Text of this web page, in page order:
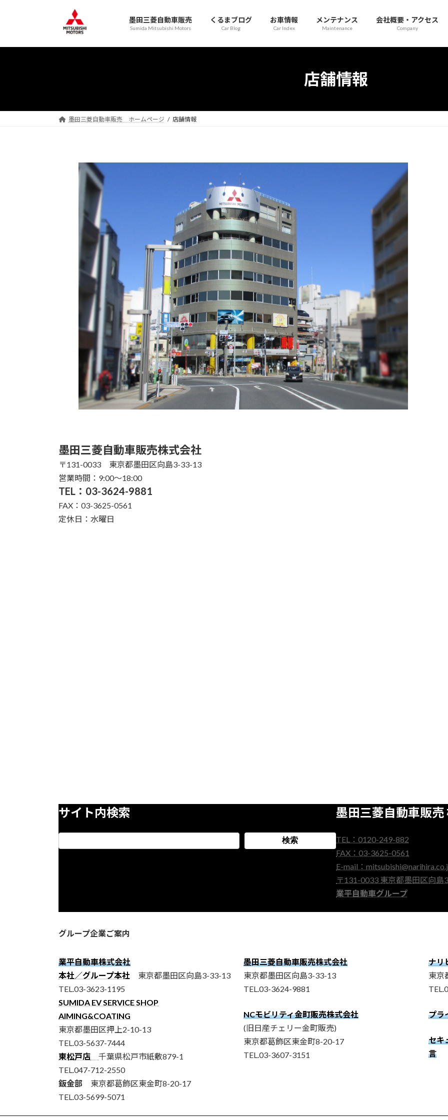
プ
動
墨田三菱自動車販売
Sumida Mitsubishi Motors
くるまブログ
Car Blog
お車情報
Car Index
メンテナンス
Maintenance
会社概要・アクセス
Company
店舗情報
墨田三菱自動車販売 ホームページ 店舗情報
墨田三菱自動車販売株式会社
〒131-0033 東京都墨田区向島3-33-13
営業時間：9:00〜18:00
TEL：03-3624-9881
FAX：03-3625-0561
定休日：水曜日
サイト内検索
検索
墨田三菱自動車販売
TEL：0120-249-882
FAX：03-3625-0561
E-mail：
〒131-0033 東京都墨田区向島
業平自動車グループ
グループ企業ご案内
業平自動車株式会社
本社／グループ本社 東京都墨田区向島3-33-13
TEL.03-3623-1195
SUMIDA EV SERVICE SHOP
AIMING&COATING
東京都墨田区押上2-10-13
TEL.03-5637-7444
東松戸店
千葉県松戸市紙敷879-1
TEL.047-712-2550
鈑金部 東京都葛飾区東金町8-20-17
TEL.03-5699-5071
墨田三菱自動車販売株式会社
東京都墨田区向島3-33-13
TEL.03-3624-9881
NCモビリティ金町販売株式会社
(旧日産チェリー金町販売)
東京都葛飾区東金町8-20-17
TEL.03-3607-3151
ナリ
東京
プラ
セキ
言